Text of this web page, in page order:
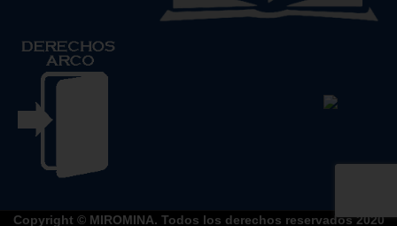
Copyright © MIROMINA. Todos los derechos reservados 2020